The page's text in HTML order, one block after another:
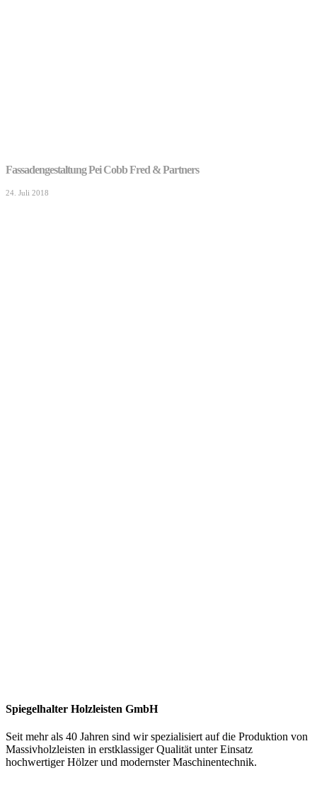
Fassadengestaltung Pei Cobb Fred & Partners
24. Juli 2018
Spiegelhalter Holzleisten GmbH
Seit mehr als 40 Jahren sind wir spezialisiert auf die Produktion von
Massivholzleisten in erstklassiger Qualität unter Einsatz
hochwertiger Hölzer und modernster Maschinentechnik.